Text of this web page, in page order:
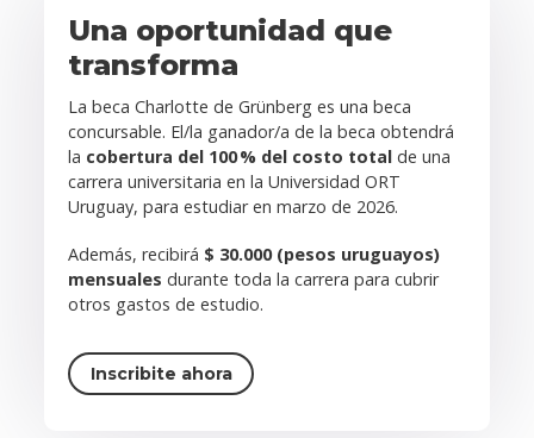
Una oportunidad que
transforma
La beca Charlotte de Grünberg es una beca
concursable. El/la ganador/a de la beca obtendrá
la cobertura del 100 % del costo totalde una
carrera universitaria en la Universidad ORT
Uruguay, para estudiar en marzo de 2026.
Además, recibirá $ 30.000 (pesos uruguayos)
mensuales durante toda la carrera para cubrir
otros gastos de estudio.
Inscribite ahora